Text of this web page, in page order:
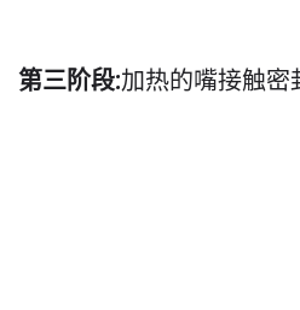
第三阶段:加热的嘴接触密